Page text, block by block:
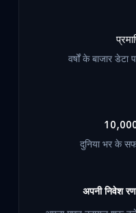
वर्षों के बाजार डेटा
दुनिया भर के
अपनी निवेश